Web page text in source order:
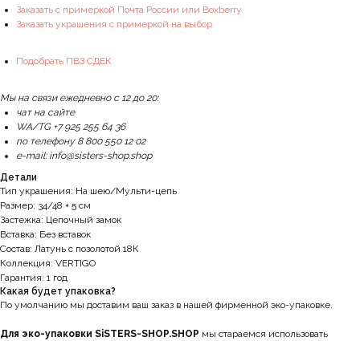
Заказать с примеркой Почта России или Boxberry
Заказать украшения с примеркой на выбор
Подобрать ПВЗ СДЕК
Мы на связи ежедневно с 12 до 20:
чат на сайте
WA/TG +7 925 255 64 36
по телефону 8 800 550 12 02
e-mail: info@sisters-shop.shop
Детали
Тип украшения: На шею/Мульти-цепь
Размер: 34/48 + 5 см
Застежка: Цепочный замок
Вставка: Без вставок
Состав: Латунь с позолотой 18К
Коллекция: VERTIGO
Гарантия: 1 год
Какая будет упаковка?
По умолчанию мы доставим ваш заказ в нашей фирменной эко-упаковке.
Для эко-упаковки SiSTERS-SHOP.SHOP мы стараемся использовать